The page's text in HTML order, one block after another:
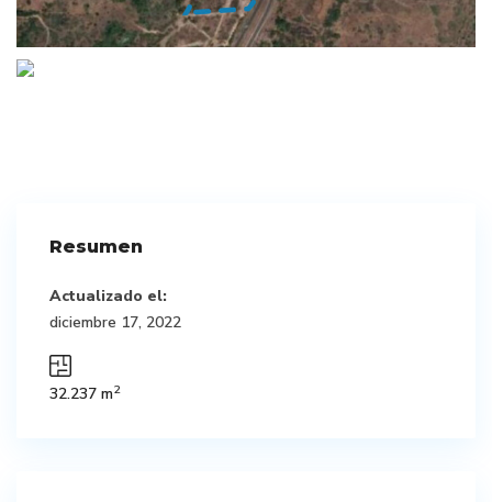
Resumen
Actualizado el:
diciembre 17, 2022
32.237 m2